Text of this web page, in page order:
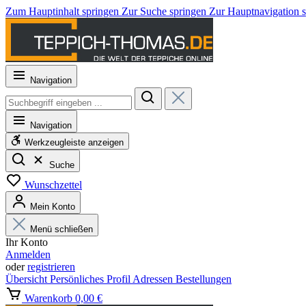
Zum Hauptinhalt springen Zur Suche springen Zur Hauptnavigation
Navigation
Navigation
Werkzeugleiste anzeigen
Suche
Wunschzettel
Mein Konto
Menü schließen
Ihr Konto
Anmelden
oderregistrieren
Übersicht Persönliches Profil Adressen Bestellungen
Warenkorb 0,00 €